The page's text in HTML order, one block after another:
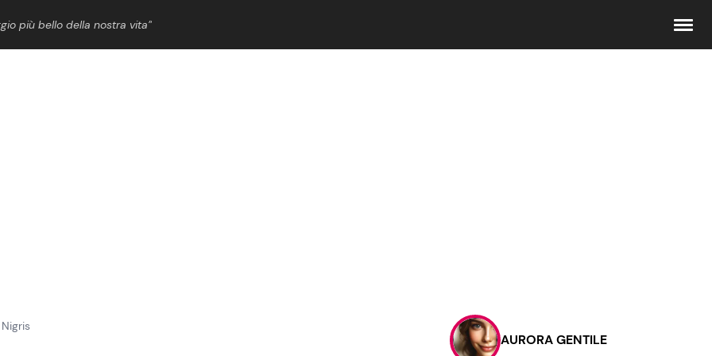
più bello della nostra vita”
Contattaci
PubblicitàAURORA GENTILE